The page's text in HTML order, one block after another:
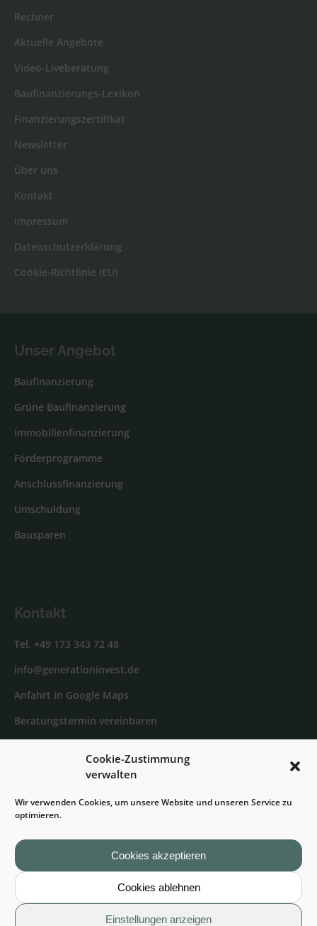
Cookie-Zustimmung
verwalten
Wir verwenden Cookies, um unsere Website und unseren Service zu
optimieren.
Cookies akzeptieren
Cookies ablehnen
Einstellungen anzeigen
Rechner
Aktuelle Angebote
Video-Liveberatung
Baufinanzierungs-Lexikon
Finanzierungszertifikat
Newsletter
Über uns
Kontakt
Impressum
Datenschutzerklärung
Cookie-Richtlinie (EU)
Unser Angebot
Baufinanzierung
Grüne Baufinanzierung
Immobilienfinanzierung
Förderprogramme
Anschlussfinanzierung
Umschuldung
Bausparen
Kontakt
Tel. +49 173 343 72 48
info@generationinvest.de
Anfahrt in Google Maps
Beratungstermin vereinbaren
Generation Invest bei Facebook
Sven Jelkmann bei LinkedIn
© 2025 Generation Invest Finanzmanagement |
Baufinanzierung, Immobilienfinanzierung und
Bauträgerfinanzierung